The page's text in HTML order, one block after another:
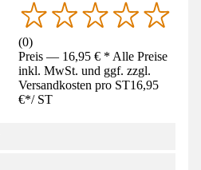
(0)
Preis — 16,95 € * Alle Preise
inkl. MwSt. und ggf. zzgl.
Versandkosten pro ST16,95
€*/ ST